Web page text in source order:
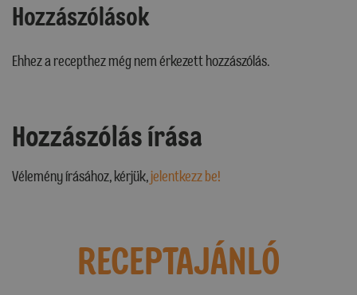
Hozzászólások
Ehhez a recepthez még nem érkezett hozzászólás.
Hozzászólás írása
Vélemény írásához, kérjük,jelentkezz be!
RECEPTAJÁNLÓ